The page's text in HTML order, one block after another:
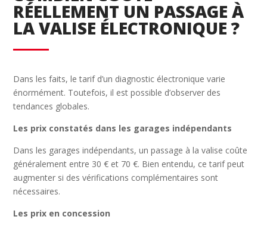
RÉELLEMENT UN PASSAGE À
LA VALISE ÉLECTRONIQUE ?
Dans les faits, le tarif d’un diagnostic électronique varie
énormément. Toutefois, il est possible d’observer des
tendances globales.
Les prix constatés dans les garages indépendants
Dans les garages indépendants, un passage à la valise coûte
généralement entre 30 € et 70 €. Bien entendu, ce tarif peut
augmenter si des vérifications complémentaires sont
nécessaires.
Les prix en concession